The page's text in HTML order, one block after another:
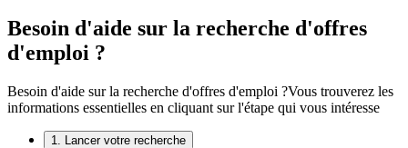
Besoin d'aide sur la recherche d'offres
d'emploi ?
Besoin d'aide sur la recherche d'offres d'emploi ?Vous trouverez les
informations essentielles en cliquant sur l'étape qui vous intéresse
1. Lancer votre recherche